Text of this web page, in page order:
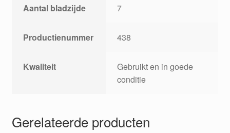
Aantal bladzijde 7
Productienummer 438
Kwaliteit
Gebruikt en in goede
conditie
Gerelateerde producten